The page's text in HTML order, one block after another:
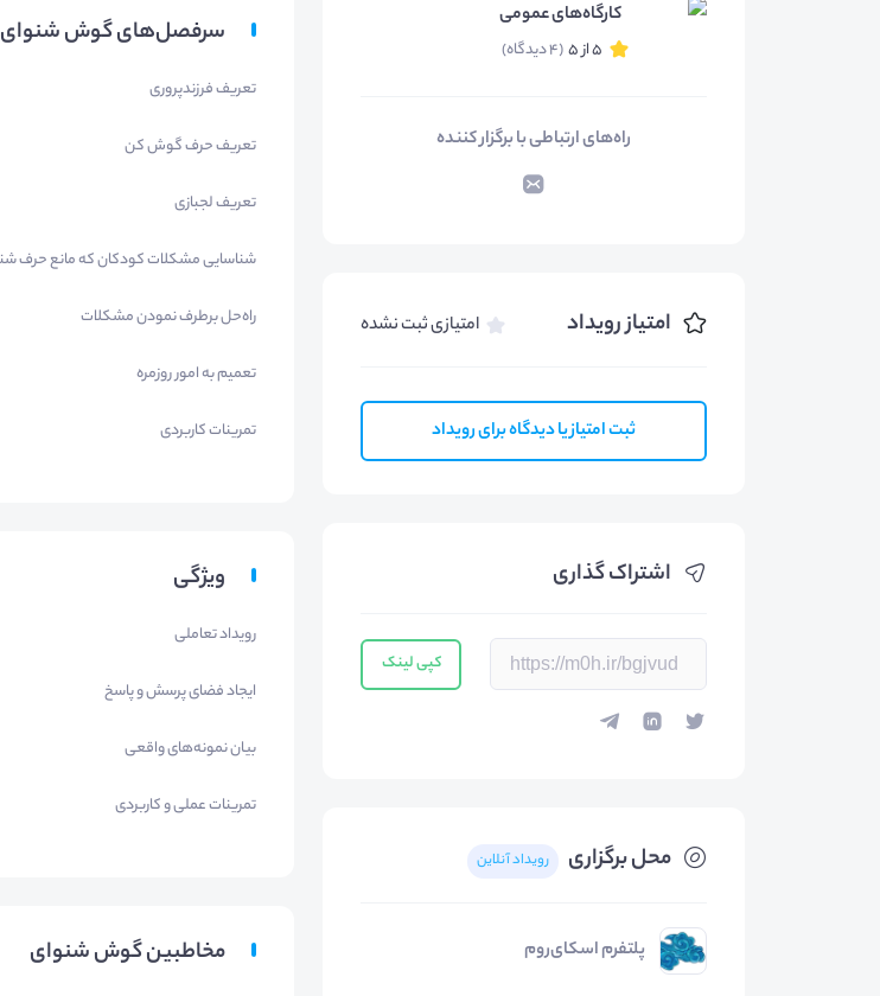
کارگاه‌های عمومی
5 از 5 (4 دیدگاه)
راه‌های ارتباطی با برگزار کننده
امتیاز رویداد امتیازی ثبت نشده
ثبت امتیاز یا دیدگاه برای رویداد
اشتراک گذاری
کپی لینک
محل برگزاری رویداد آنلاین
پلتفرم اسکای‌روم
سرفصل‌های گوش شنوای
تعریف فرزندپروری
تعریف حرف گوش کن
تعریف لجبازی
شناسایی مشکلات کودکان که مانع حرف
راه‌حل برطرف نمودن مشکلات
تعمیم به امور روزمره
تمرینات کاربردی
ویژگی
رویداد تعاملی
ایجاد فضای پرسش و پاسخ
بیان نمونه‌های واقعی
تمرینات عملی و کاربردی
مخاطبین گوش شنوای